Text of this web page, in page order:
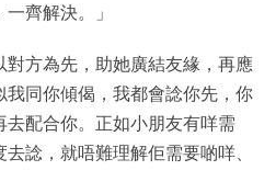
齊解決。」
方為先，助她廣結友緣，再應
我同你傾偈，我都會諗你先，你
配合你。正如小朋友有咩需
諗，就唔難理解佢需要啲咩、